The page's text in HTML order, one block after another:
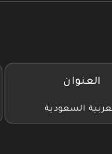
العنوان
السعودية